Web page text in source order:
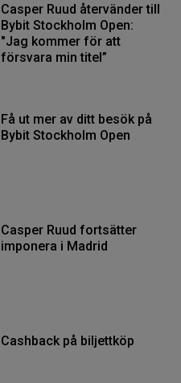
Casper Ruud återvänder till
Bybit Stockholm Open:
"Jag kommer för att
försvara min titel”
Få ut mer av ditt besök på
Bybit Stockholm Open
Casper Ruud fortsätter
imponera i Madrid
Cashback på biljettköp